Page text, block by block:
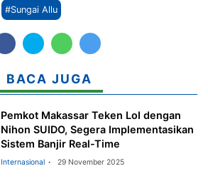
#Sungai Allu
BACA JUGA
Pemkot Makassar Teken LoI dengan
Nihon SUIDO, Segera Implementasikan
Sistem Banjir Real-Time
Internasional 29 November 2025